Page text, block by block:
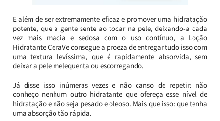
E além de ser extremamente eficaz e promover uma hidratação
potente, que a gente sente ao tocar na pele, deixando-a cada
vez mais macia e sedosa com o uso contínuo, a Loção
Hidratante CeraVe consegue a proeza de entregar tudo isso com
uma textura levíssima, que é rapidamente absorvida, sem
deixar a pele melequenta ou escorregando.
Já disse isso inúmeras vezes e não canso de repetir: não
conheço nenhum outro hidratante que ofereça esse nível de
hidratação e não seja pesado e oleoso. Mais que isso: que tenha
uma absorção tão rápida.